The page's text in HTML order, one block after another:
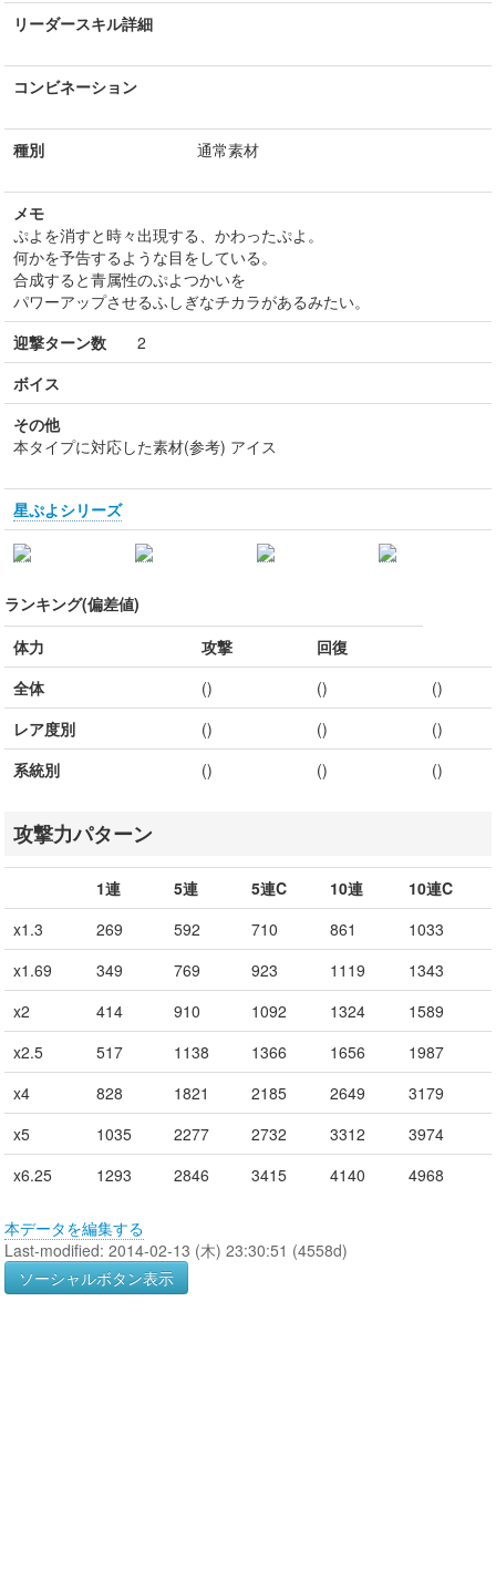
リーダースキル詳細
コンビネーション
種別 通常素材
メモ
ぷよを消すと時々出現する、かわったぷよ。
何かを予告するような目をしている。
合成すると青属性のぷよつかいを
パワーアップさせるふしぎなチカラがあるみたい。
迎撃ターン数 2
ボイス
その他
本タイプに対応した素材(参考) アイス
星ぷよシリーズ
ランキング(偏差値)
体力
攻撃
回復
全体
() ()
()
レア度別
() ()
()
系統別
() () ()
攻撃力パターン
1連 5連 5連C 10連
10連C
x1.3
269 592 710 861
1033
x1.69
349 769 923 1119
1343
x2
414 910 1092 1324
1589
x2.5
517 1138 1366 1656
1987
x4
828 1821 2185 2649
3179
x5
1035 2277 2732 3312
3974
x6.25
1293 2846 3415 4140 4968
本データを編集する
Last-modified: 2014-02-13 (木) 23:30:51 (4558d)
ソーシャルボタン表示